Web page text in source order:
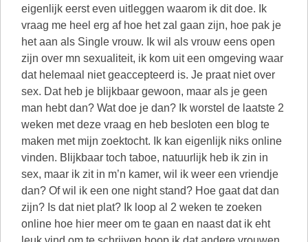
eigenlijk eerst even uitleggen waarom ik dit doe. Ik
vraag me heel erg af hoe het zal gaan zijn, hoe pak je
het aan als Single vrouw. Ik wil als vrouw eens open
zijn over mn sexualiteit, ik kom uit een omgeving waar
dat helemaal niet geaccepteerd is. Je praat niet over
sex. Dat heb je blijkbaar gewoon, maar als je geen
man hebt dan? Wat doe je dan? Ik worstel de laatste 2
weken met deze vraag en heb besloten een blog te
maken met mijn zoektocht. Ik kan eigenlijk niks online
vinden. Blijkbaar toch taboe, natuurlijk heb ik zin in
sex, maar ik zit in m’n kamer, wil ik weer een vriendje
dan? Of wil ik een one night stand? Hoe gaat dat dan
zijn? Is dat niet plat? Ik loop al 2 weken te zoeken
online hoe hier meer om te gaan en naast dat ik eht